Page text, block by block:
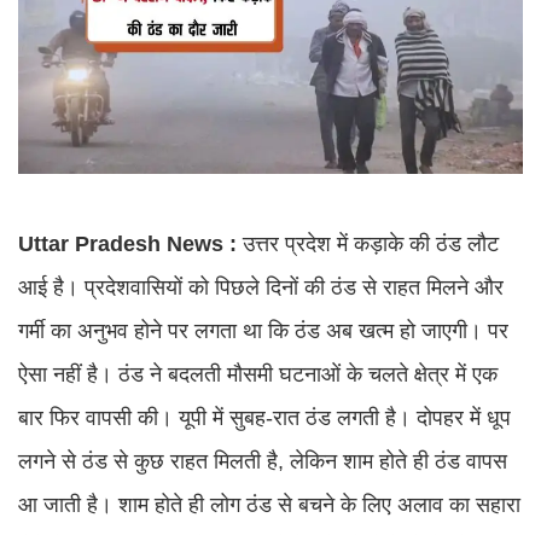
Uttar Pradesh News : उत्तर प्रदेश में कड़ाके की ठंड लौट
आई है। प्रदेशवासियों को पिछले दिनों की ठंड से राहत मिलने और
गर्मी का अनुभव होने पर लगता था कि ठंड अब खत्म हो जाएगी। पर
ऐसा नहीं है। ठंड ने बदलती मौसमी घटनाओं के चलते क्षेत्र में एक
बार फिर वापसी की। यूपी में सुबह-रात ठंड लगती है। दोपहर में धूप
लगने से ठंड से कुछ राहत मिलती है, लेकिन शाम होते ही ठंड वापस
आ जाती है। शाम होते ही लोग ठंड से बचने के लिए अलाव का सहारा